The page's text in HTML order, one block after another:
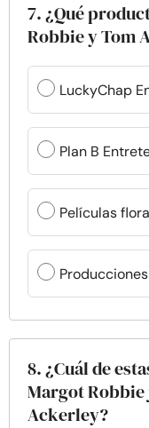
7. ¿Qué
Robbie y Tom
LuckyChap
Plan B
Películas
8. ¿Cuál de
Margot Robbie
Ackerley?